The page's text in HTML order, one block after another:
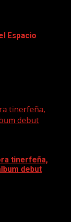
Espacio
tinerfeña,
debut
tinerfeña,
debut